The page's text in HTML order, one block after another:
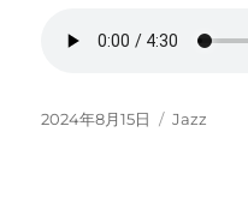
Posted
2024年8月15日 Categories
Jazz